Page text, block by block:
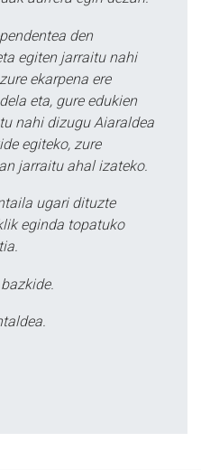
den
egiten jarraitu nahi
ekarpena ere
eta, gure edukien
nahi dizugu Aiaraldea
egiteko, zure
jarraitu ahal izateko.
ugari dituzte
eginda topatuko